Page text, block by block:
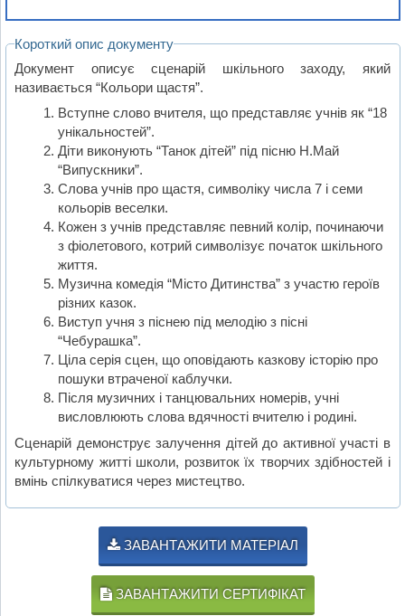
Короткий опис документу
Документ описує сценарій шкільного заходу, який
називається “Кольори щастя”.
Вступне слово вчителя, що представляє учнів як “18
унікальностей”.
Діти виконують “Танок дітей” під пісню Н.Май
“Випускники”.
Слова учнів про щастя, символіку числа 7 і семи
кольорів веселки.
Кожен з учнів представляє певний колір, починаючи
з фіолетового, котрий символізує початок шкільного
життя.
Музична комедія “Місто Дитинства” з участю героїв
різних казок.
Виступ учня з піснею під мелодію з пісні
“Чебурашка”.
Ціла серія сцен, що оповідають казкову історію про
пошуки втраченої каблучки.
Після музичних і танцювальних номерів, учні
висловлюють слова вдячності вчителю і родині.
Сценарій демонструє залучення дітей до активної участі в
культурному житті школи, розвиток їх творчих здібностей і
вмінь спілкуватися через мистецтво.
ЗАВАНТАЖИТИ МАТЕРІАЛ
ЗАВАНТАЖИТИ СЕРТИФІКАТ